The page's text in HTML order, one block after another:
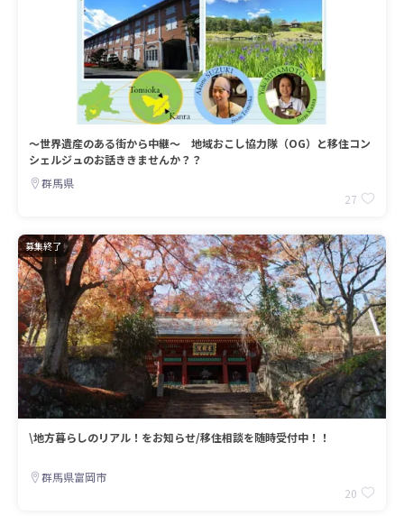
～世界遺産のある街から中継～ 地域おこし協力隊（OG）と移住コン
シェルジュのお話ききませんか？？
群馬県
27
募集終了
\地方暮らしのリアル！をお知らせ/移住相談を随時受付中！！
群馬県富岡市
20